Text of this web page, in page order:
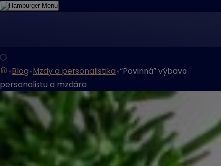
Menu
Blog Mzdy a personalistika “Povinná” výbava
personalistu a mzdára